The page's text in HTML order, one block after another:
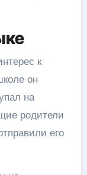
к
он
на
родители
его